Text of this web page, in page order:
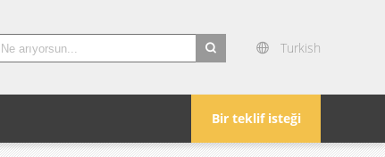
Turkish
Bir teklif isteği